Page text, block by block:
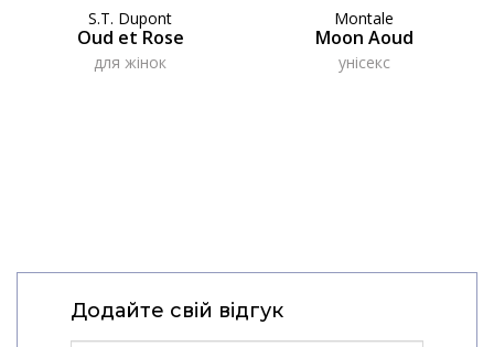
S.T. Dupont
Oud et Rose
для жінок
Montale
Moon Aoud
унісекс
Додайте свій відгук